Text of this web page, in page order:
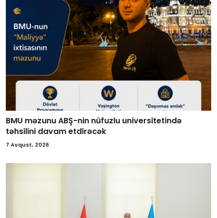
BMU məzunu ABŞ-nin nüfuzlu universitetində
təhsilini davam etdirəcək
7 Avqust, 2026